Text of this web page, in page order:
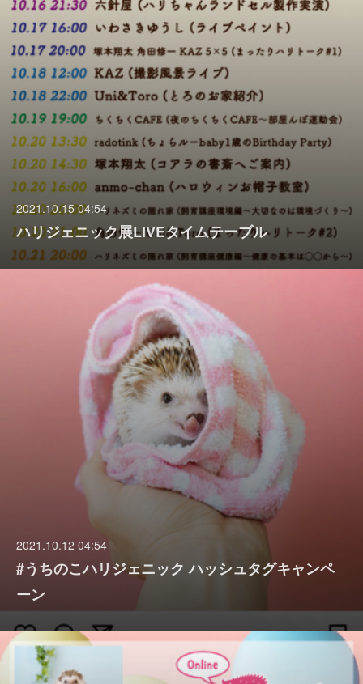
2021.10.15 04:54
ハリジェニック展LIVEタイムテーブル
2021.10.12 04:54
#うちのこハリジェニック ハッシュタグキャンペ
ーン